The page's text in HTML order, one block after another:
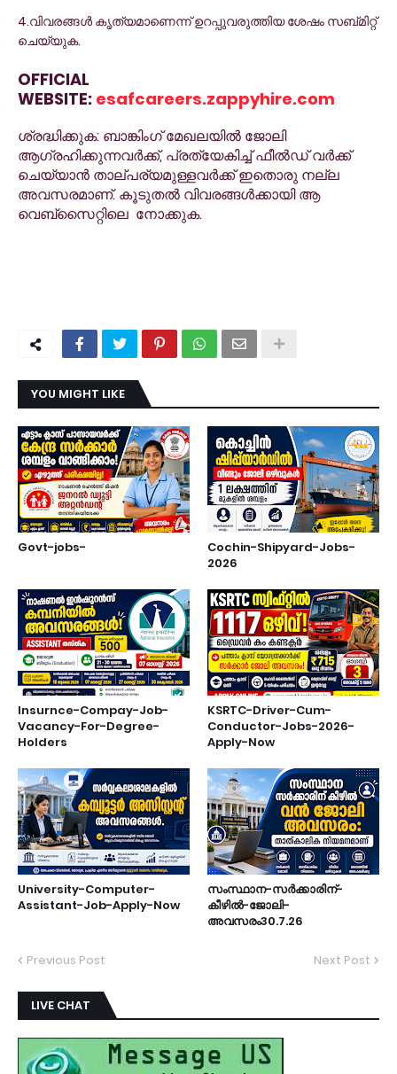
4.വിവരങ്ങൾ കൃത്യമാണെന്ന് ഉറപ്പുവരുത്തിയ ശേഷം സബ്മിറ്റ്
ചെയ്യുക.
OFFICIAL
WEBSITE: esafcareers.zappyhire.com
ശ്രദ്ധിക്കുക: ബാങ്കിംഗ് മേഖലയിൽ ജോലി
ആഗ്രഹിക്കുന്നവർക്ക്, പ്രത്യേകിച്ച് ഫീൽഡ് വർക്ക്
ചെയ്യാൻ താല്പര്യമുള്ളവർക്ക് ഇതൊരു നല്ല
അവസരമാണ്. കൂടുതൽ വിവരങ്ങൾക്കായി ആ
വെബ്സൈറ്റിലെ നോക്കുക.
YOU MIGHT LIKE
Govt-jobs-
Cochin-Shipyard-Jobs-
2026
Insurnce-Compay-Job-
Vacancy-For-Degree-
Holders
KSRTC-Driver-Cum-
Conductor-Jobs-2026-
Apply-Now
University-Computer-
Assistant-Job-Apply-Now
സംസ്ഥാന-സർക്കാരിന്-
കീഴിൽ-ജോലി-
അവസരം30.7.26
Previous Post Next Post
LIVE CHAT